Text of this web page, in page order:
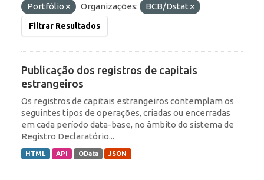
Portfólio
Organizações: BCB/Dstat
Filtrar Resultados
Publicação dos registros de capitais
estrangeiros
Os registros de capitais estrangeiros contemplam os
seguintes tipos de operações, criadas ou encerradas
em cada período data-base, no âmbito do sistema de
Registro Declaratório...
HTML API OData JSON